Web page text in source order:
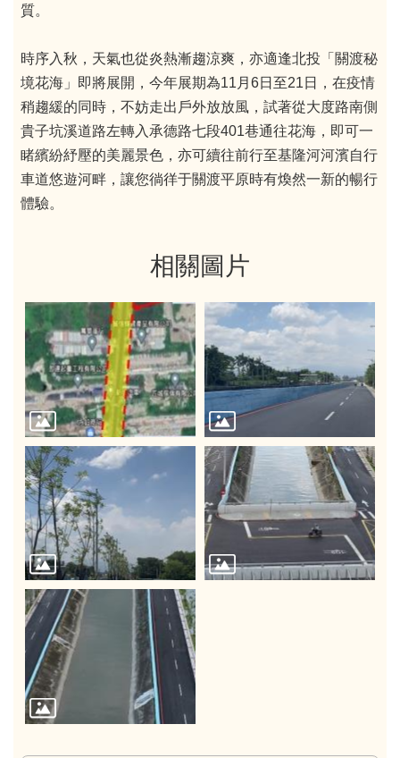
質。
時序入秋，天氣也從炎熱漸趨涼爽，亦適逢北投「關渡秘
境花海」即將展開，今年展期為11月6日至21日，在疫情
稍趨緩的同時，不妨走出戶外放放風，試著從大度路南側
貴子坑溪道路左轉入承德路七段401巷通往花海，即可一
睹繽紛紓壓的美麗景色，亦可續往前行至基隆河河濱自行
車道悠遊河畔，讓您徜徉于關渡平原時有煥然一新的暢行
體驗。
相關圖片